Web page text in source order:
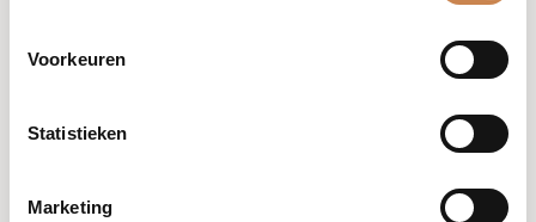
Voorkeuren
Statistieken
Marketing
Avocado-olie zit boordevol antioxidanten en
Voeden en beschermen